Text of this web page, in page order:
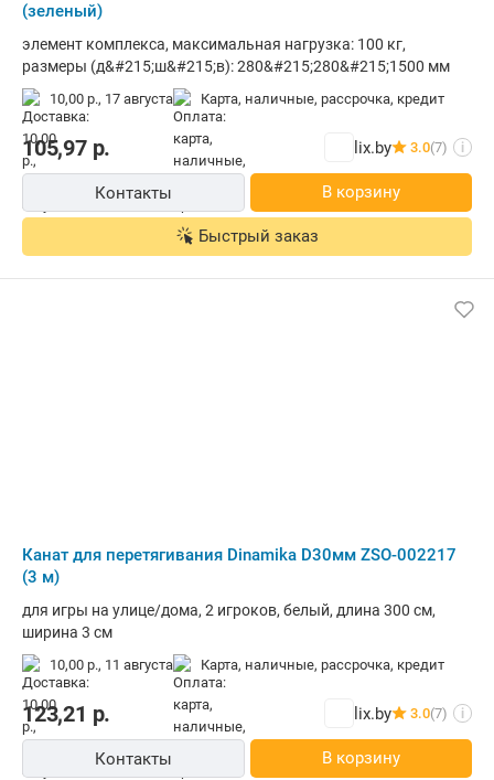
(зеленый)
элемент комплекса, максимальная нагрузка: 100 кг,
размеры (д&#215;ш&#215;в): 280&#215;280&#215;1500 мм
10,00 р., 17 августа карта, наличные, рассрочка, кредит
105,97р. lix.by 3.0(7) i
Контакты В корзину
Быстрый заказ
Канат для перетягивания Dinamika D30мм ZSO-002217
(3 м)
для игры на улице/дома, 2 игроков, белый, длина 300 см,
ширина 3 см
10,00 р., 11 августа карта, наличные, рассрочка, кредит
123,21 р. lix.by 3.0(7) i
Контакты В корзину